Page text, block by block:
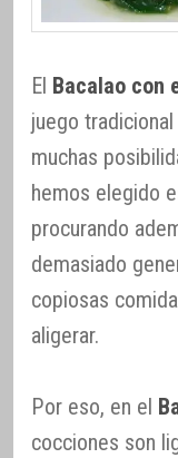
El Bacalao con
juego
muchas
hemos elegido
procurando
demasiado
copiosas
aligerar.
Por eso, en el
cocciones son